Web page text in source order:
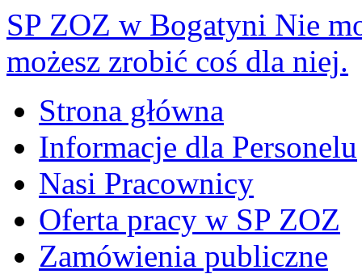
SP ZOZ w Bogatyni Nie
możesz zrobić coś dla niej.
Strona główna
Informacje dla Personelu
Nasi Pracownicy
Oferta pracy w SP ZOZ
Zamówienia publiczne